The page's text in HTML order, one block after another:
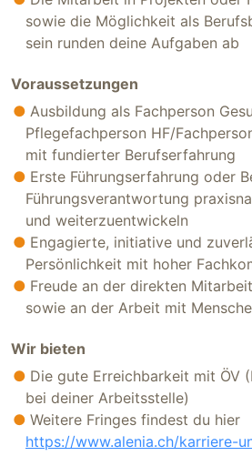
sowie die Möglichkeit als
sein runden deine Aufgaben ab
Voraussetzungen
Ausbildung als Fachperson
Pflegefachperson HF/
mit fundierter Berufserfahrung
Erste Führungserfahrung oder
Führungsverantwortung
und weiterzuentwickeln
Engagierte, initiative und
Persönlichkeit mit hoher
Freude an der direkten
sowie an der Arbeit mit
Wir bieten
Die gute Erreichbarkeit mit ÖV
bei deiner Arbeitsstelle)
Weitere Fringes findest du hier
https://www.alenia.ch/karriere-